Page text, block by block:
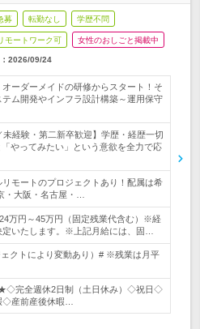
募 転勤なし 学歴不問
モートワーク可 女性のおしごと掲載中
2026/09/24
オーダーメイドの研修からスタート！そ
ム開発やインフラ設計構築～運用保守
未経験・第二新卒歓迎】学歴・経歴一切
やってみたい」という意欲を全力で応
モートのプロジェクトあり！配属は希
・大阪・名古屋・…
万円～45万円（固定残業代含む）※経
定いたします。※上記月給には、固…
クトにより変動あり）# ※残業は月平
完全週休2日制（土日休み）◇祝日◇
産前産後休暇…